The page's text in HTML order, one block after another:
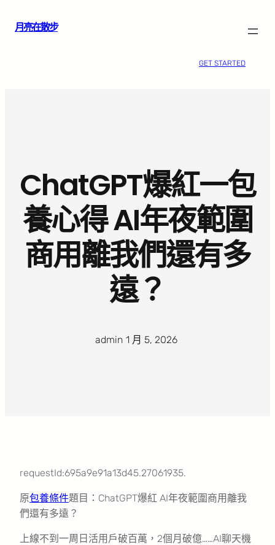
月亮在散步
GET STARTED
ChatGPT爆紅一包
養心得 AI年夜範圍
商用離我們還有多
遠？
admin· 1 月 5, 2026·
requestId:695a9e91a13d45.27061935.
原包養條件題目：ChatGPT爆紅 AI年夜範圍商用離我
們還有多遠？
上線不到一周日活用戶破百萬，2個月破億……AI聊天機